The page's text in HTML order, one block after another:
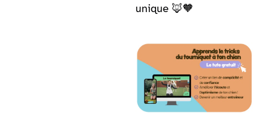
unique 🦊🧡